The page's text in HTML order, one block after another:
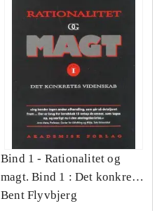
Bind 1 - Rationalitet og
magt. Bind 1 : Det konkretes
videnskab
Bent Flyvbjerg